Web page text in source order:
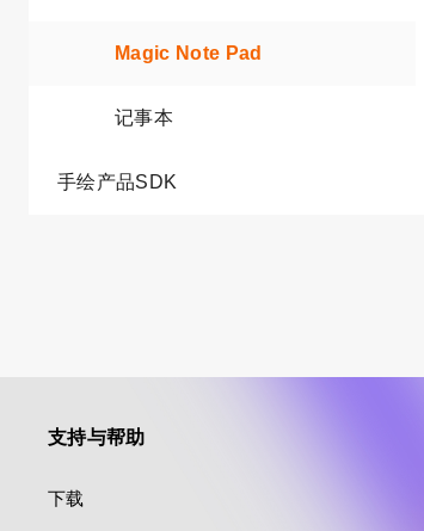
Magic Note Pad
记事本
手绘产品SDK
支持与帮助
下载